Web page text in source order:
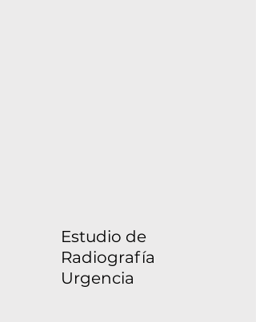
Estudio de
Radiografía
Urgencia